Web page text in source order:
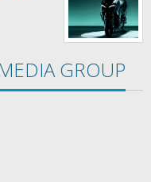
GROUP